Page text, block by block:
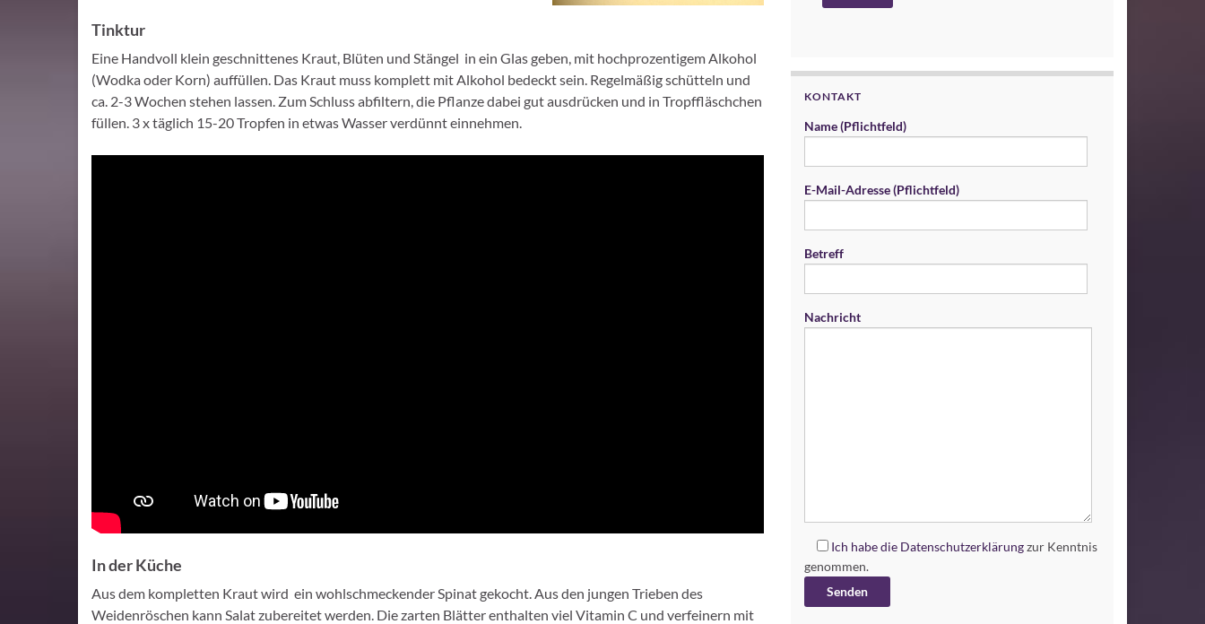
Tinktur
Eine Handvoll klein geschnittenes Kraut, Blüten und Stängel in ein Glas geben, mit hochprozentigem Alkohol
(Wodka oder Korn) auffüllen. Das Kraut muss komplett mit Alkohol bedeckt sein. Regelmäßig schütteln und
ca. 2-3 Wochen stehen lassen. Zum Schluss abfiltern, die Pflanze dabei gut ausdrücken und in Tropffläschchen
füllen. 3 x täglich 15-20 Tropfen in etwas Wasser verdünnt einnehmen.
In der Küche
Aus dem kompletten Kraut wird ein wohlschmeckender Spinat gekocht. Aus den jungen Trieben des
Weidenröschen kann Salat zubereitet werden. Die zarten Blätter enthalten viel Vitamin C und verfeinern mit
KONTAKT
Name (Pflichtfeld)
E-Mail-Adresse (Pflichtfeld)
Betreff
Nachricht
Ich habe die Datenschutzerklärungzur Kenntnis
genommen.